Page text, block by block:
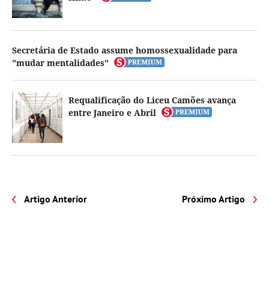
Secretária de Estado assume homossexualidade para
"mudar mentalidades"
Requalificação do Liceu Camões avança
entre Janeiro e Abril
Artigo Anterior Próximo Artigo